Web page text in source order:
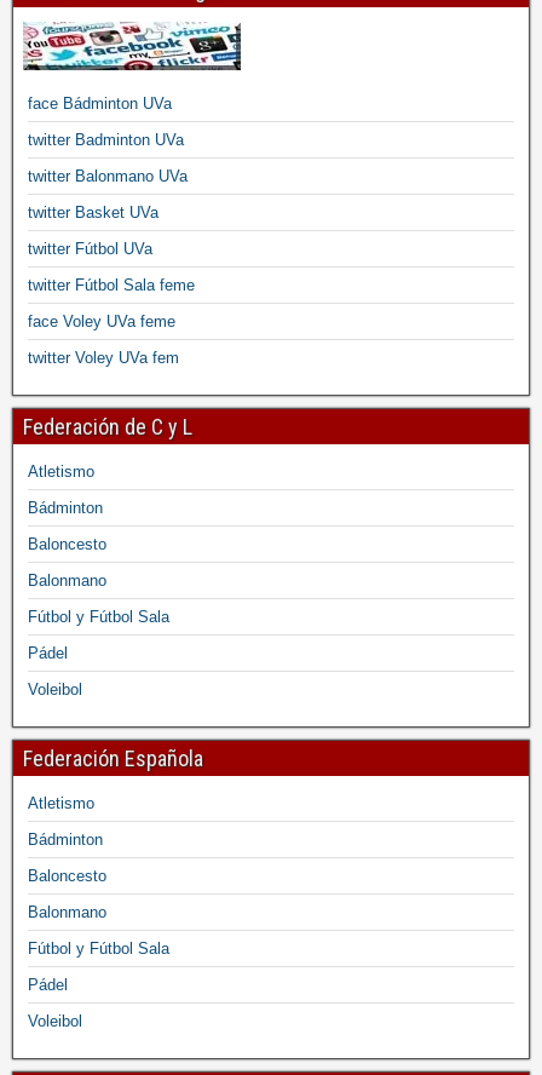
face Bádminton UVa
twitter Badminton UVa
twitter Balonmano UVa
twitter Basket UVa
twitter Fútbol UVa
twitter Fútbol Sala feme
face Voley UVa feme
twitter Voley UVa fem
Federación de C y L
Atletismo
Bádminton
Baloncesto
Balonmano
Fútbol y Fútbol Sala
Pádel
Voleibol
Federación Española
Atletismo
Bádminton
Baloncesto
Balonmano
Fútbol y Fútbol Sala
Pádel
Voleibol